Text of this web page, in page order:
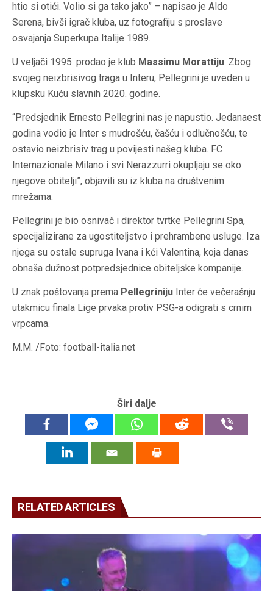
htio si otići. Volio si ga tako jako” – napisao je Aldo
Serena, bivši igrač kluba, uz fotografiju s proslave
osvajanja Superkupa Italije 1989.
U veljači 1995. prodao je klub Massimu Morattiju. Zbog
svojeg neizbrisivog traga u Interu, Pellegrini je uveden u
klupsku Kuću slavnih 2020. godine.
“Predsjednik Ernesto Pellegrini nas je napustio. Jedanaest
godina vodio je Inter s mudrošću, čašću i odlučnošću, te
ostavio neizbrisiv trag u povijesti našeg kluba. FC
Internazionale Milano i svi Nerazzurri okupljaju se oko
njegove obitelji”, objavili su iz kluba na društvenim
mrežama.
Pellegrini je bio osnivač i direktor tvrtke Pellegrini Spa,
specijalizirane za ugostiteljstvo i prehrambene usluge. Iza
njega su ostale supruga Ivana i kći Valentina, koja danas
obnaša dužnost potpredsjednice obiteljske kompanije.
U znak poštovanja prema Pellegriniju Inter će večerašnju
utakmicu finala Lige prvaka protiv PSG-a odigrati s crnim
vrpcama.
M.M. /Foto: football-italia.net
Širi dalje
RELATED ARTICLES